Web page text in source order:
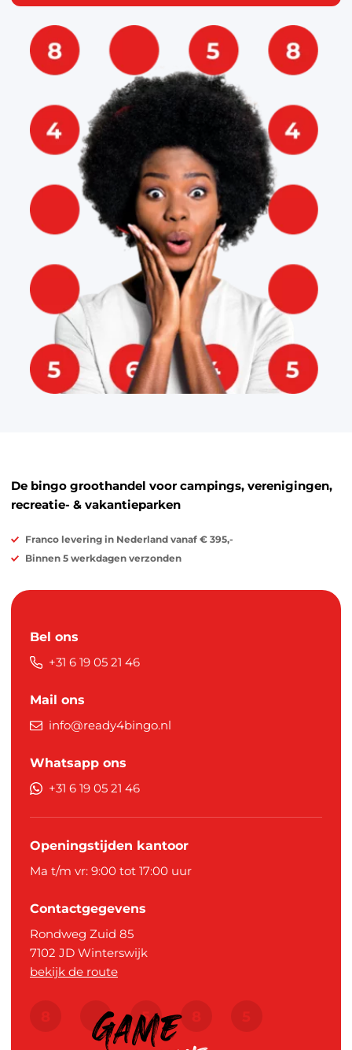
De bingo groothandel voor campings, verenigingen,
recreatie- & vakantieparken
Franco levering in Nederland vanaf € 395,-
Binnen 5 werkdagen verzonden
Bel ons
+31 6 19 05 21 46
Mail ons
info@ready4bingo.nl
Whatsapp ons
+31 6 19 05 21 46
Openingstijden kantoor
Ma t/m vr: 9:00 tot 17:00 uur
Contactgegevens
Rondweg Zuid 85
7102 JD Winterswijk
bekijk de route